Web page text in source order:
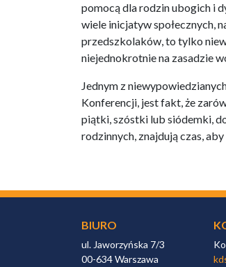
pomocą dla rodzin ubogich i
wiele inicjatyw społecznych,
przedszkolaków, to tylko
niejednokrotnie na zasadzie
Jednym z
Konferencji, jest fakt, że
piątki, szóstki lub siódemki,
rodzinnych, znajdują czas,
BIURO
ul. Jaworzyńska 7/3
00-634 Warszawa